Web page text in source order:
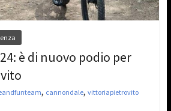
è di nuovo podio per
, cannondale, vittoriapietrovito